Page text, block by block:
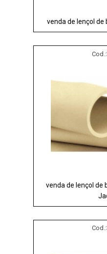
venda de lençol
Cod.:
venda de lençol de
Cod.: